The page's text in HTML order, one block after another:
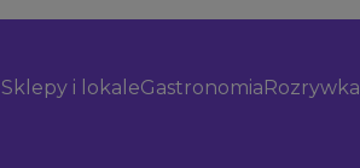
Sklepy i lokaleGastronomiaRozrywka